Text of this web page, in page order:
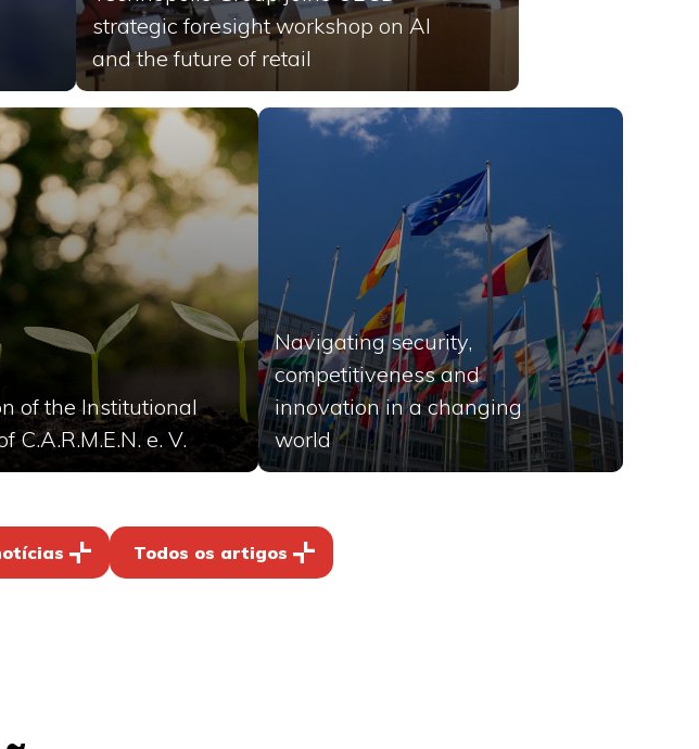
strategic foresight workshop on AI
and the future of retail
of the Institutional
C.A.R.M.E.N. e. V.
Navigating security,
competitiveness and
innovation in a changing
world
Todos os artigos